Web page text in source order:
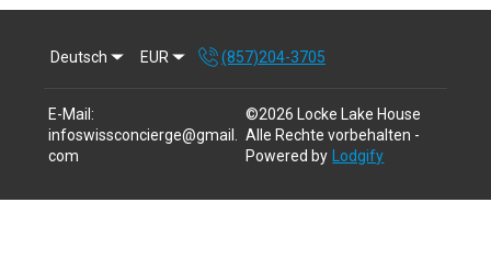
Deutsch EUR (857)204-3705
E-Mail :
infoswissconcierge@gmail.
com
©2026
Locke Lake House
Alle Rechte vorbehalten -
Powered by
Lodgify